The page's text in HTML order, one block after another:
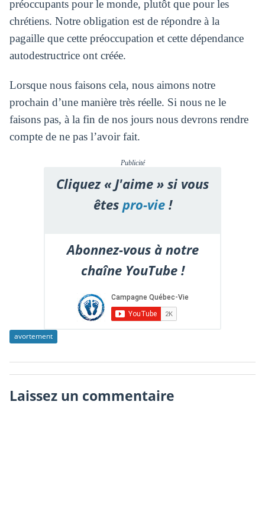
préoccupants pour le monde, plutôt que pour les
chrétiens. Notre obligation est de répondre à la
pagaille que cette préoccupation et cette dépendance
autodestructrice ont créée.
Lorsque nous faisons cela, nous aimons notre
prochain d’une manière très réelle. Si nous ne le
faisons pas, à la fin de nos jours nous devrons rendre
compte de ne pas l’avoir fait.
Publicité
Cliquez « J'aime » si vous
êtespro-vie!
Abonnez-vous à notre
chaîne YouTube !
avortement
Laissez un commentaire